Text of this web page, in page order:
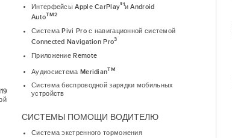
Интерфейсы Apple CarPlay®1и Android
AutoTM2
Система Pivi Pro с навигационной системой
Connected Navigation Pro3
Приложение Remote
Аудиосистема MeridianTM
Система беспроводной зарядки мобильных
устройств
СИСТЕМЫ ПОМОЩИ ВОДИТЕЛЮ
Система экстренного торможения